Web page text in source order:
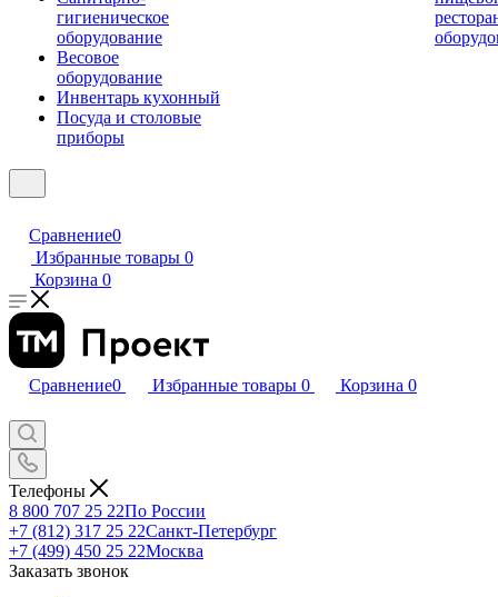
гигиеническое
оборудование
Весовое
оборудование
Инвентарь кухонный
Посуда и столовые
приборы
Сравнение0
Избранные товары 0
Корзина 0
Сравнение0 Избранные товары 0 Корзина 0
Телефоны
8 800 707 25 22По России
+7 (812) 317 25 22Санкт-Петербург
+7 (499) 450 25 22Москва
Заказать звонок